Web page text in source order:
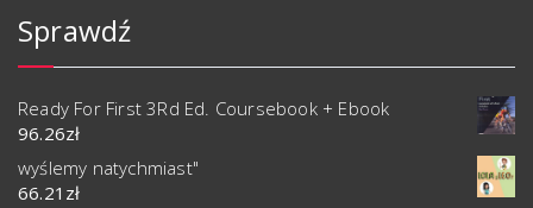
Sprawdź
Ready For First 3Rd Ed. Coursebook + Ebook
96.26zł
wyślemy natychmiast"
66.21 zł